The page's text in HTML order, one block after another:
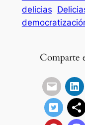
delicias
Comparte